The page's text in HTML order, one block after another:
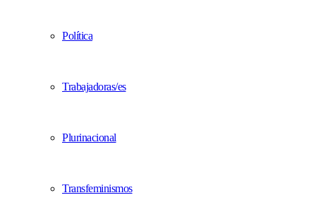
Política
Trabajadoras/es
Plurinacional
Transfeminismos